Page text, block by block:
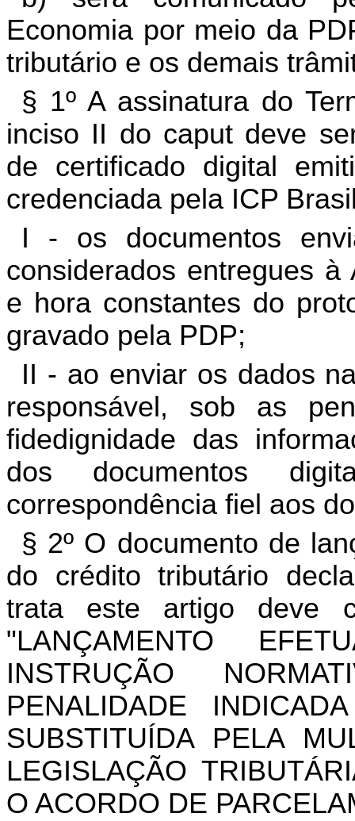
Economia por meio da
tributário e os demais
§ 1º A assinatura do
inciso II do caput deve
de certificado digital
credenciada pela ICP
I - os documentos
considerados entregues
e hora constantes do
gravado pela PDP;
II - ao enviar os dados
responsável, sob as
fidedignidade das
dos documentos
correspondência fiel aos
§ 2º O documento de
do crédito tributário
trata este artigo deve
"LANÇAMENTO
INSTRUÇÃO
PENALIDADE
SUBSTITUÍDA PELA
LEGISLAÇÃO
O ACORDO DE